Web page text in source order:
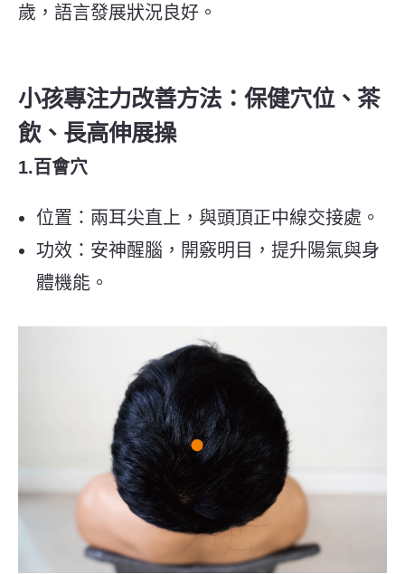
歲，語言發展狀況良好。
小孩專注力改善方法：保健穴位、茶
飲、長高伸展操
1.百會穴
位置：兩耳尖直上，與頭頂正中線交接處。
功效：安神醒腦，開竅明目，提升陽氣與身
體機能。